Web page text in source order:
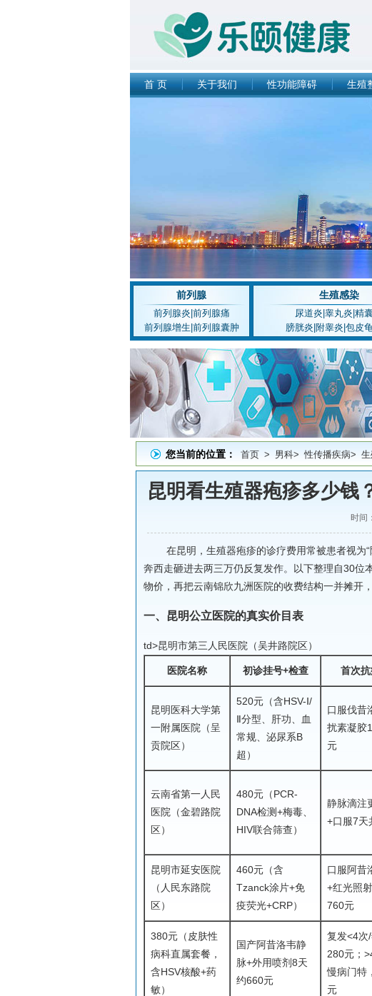
首 页 关于我们 性功能障碍 生殖
前列腺
前列腺炎 前列腺痛
前列腺增生 前列腺囊肿
生殖感染
尿道炎 睾丸炎 精
膀胱炎 附睾炎 包皮
您当前的位置： 首页 > 男科>性传播疾病>
昆明看生殖器疱疹多少钱
时间
在昆明，生殖器疱疹的诊疗费用常被患者视为
奔西走砸进去两三万仍反复发作。以下整理自30位
物价，再把云南锦欣九洲医院的收费结构一并摊开
一、昆明公立医院的真实价目表
td>昆明市第三人民医院（吴井路院区）
医院名称 初诊挂号+检查 首次
昆明医科大学第
一附属医院（呈
贡院区）
520元（含HSV-Ⅰ/
Ⅱ分型、肝功、血
常规、泌尿系B
超）
口服伐昔
扰素凝胶
元
云南省第一人民
医院（金碧路院
区）
480元（PCR-
DNA检测+梅毒、
HIV联合筛查）
静脉滴注
+口服7天
昆明市延安医院
（人民东路院
区）
460元（含
Tzanck涂片+免
疫荧光+CRP）
口服阿昔
+红光照
760元
380元（皮肤性
病科直属套餐，
含HSV核酸+药
敏）
国产阿昔洛韦静
脉+外用喷剂8天
约660元
复发<4次
280元；
慢病门特
元